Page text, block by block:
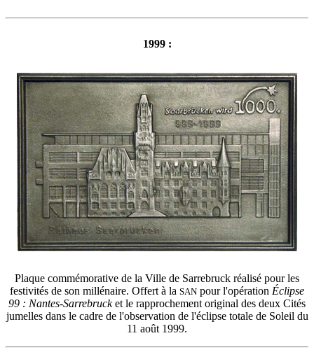
1999 :
Plaque commémorative de la Ville de Sarrebruck réalisé pour les
festivités de son millénaire. Offert à la SAN pour l'opération Éclipse
99 : Nantes-Sarrebrucket le rapprochement original des deux Cités
jumelles dans le cadre de l'observation de l'éclipse totale de Soleil du
11 août 1999.